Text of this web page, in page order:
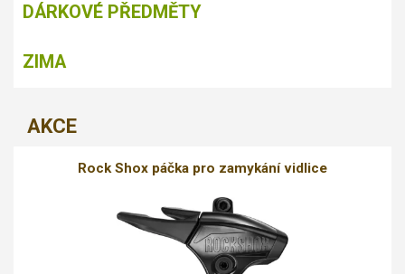
DÁRKOVÉ PŘEDMĚTY
ZIMA
AKCE
Rock Shox páčka pro zamykání vidlice